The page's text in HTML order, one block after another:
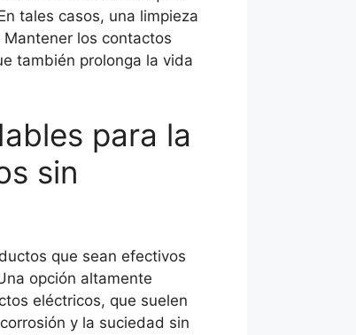
tales casos, una limpieza
los contactos
también prolonga la vida
para la
sin
que sean efectivos
opción altamente
eléctricos, que suelen
y la suciedad sin